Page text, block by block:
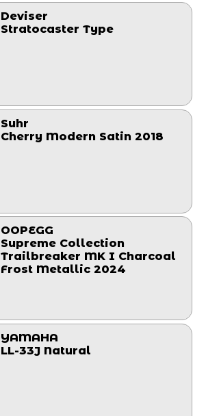
Deviser
Stratocaster Type
Suhr
Cherry Modern Satin 2018
OOPEGG
Supreme Collection
Trailbreaker MK I Charcoal
Frost Metallic 2024
YAMAHA
LL-33J Natural